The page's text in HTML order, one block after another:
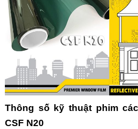
Thông số kỹ thuật phim
CSF N20